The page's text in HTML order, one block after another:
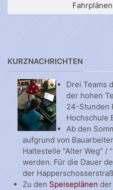
KURZNACHRICHTEN
Drei Teams
der hohen
24-Stunden
Hochschule
Ab den
aufgrund von
Haltestelle "Alter Weg" /
werden. Für die Dauer
der
Zu den Speiseplänen